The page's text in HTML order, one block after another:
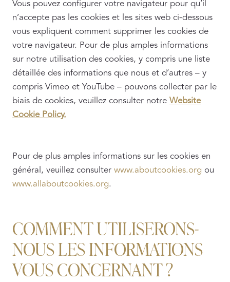
Vous pouvez configurer votre navigateur pour qu’il
n’accepte pas les cookies et les sites web ci-dessous
vous expliquent comment supprimer les cookies de
votre navigateur. Pour de plus amples informations
sur notre utilisation des cookies, y compris une liste
détaillée des informations que nous et d’autres – y
compris Vimeo et YouTube – pouvons collecter par le
biais de cookies, veuillez consulter notreWebsite
Cookie Policy.
Pour de plus amples informations sur les cookies en
général, veuillez consulterwww.aboutcookies.org ou
www.allaboutcookies.org.
COMMENT UTILISERONS-
NOUS LES INFORMATIONS
VOUS CONCERNANT ?